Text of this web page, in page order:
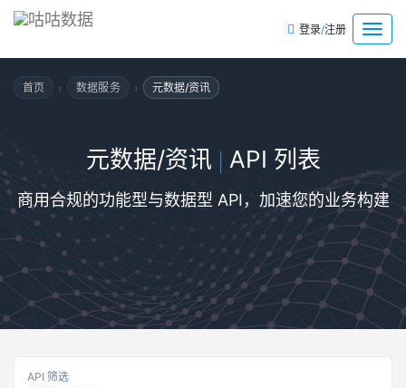
菜
单
登录/注册
首页 › 数据服务 › 元数据/资讯
元数据/资讯 | API 列表
商用合规的功能型与数据型 API，加速您的业务构建
API 筛选